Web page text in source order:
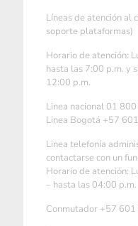
Líneas de atención al
soporte plataformas)
Horario de atención:
hasta las 7:00 p.m. y
12:00 p.m.
Linea nacional 01
Linea Bogotá +57
Linea telefonía
contactarse con un
Horario de atención:
– hasta las 04:00 p.m.
Conmutador +57